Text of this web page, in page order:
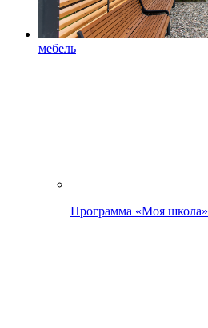
мебель
Программа «Моя школа»